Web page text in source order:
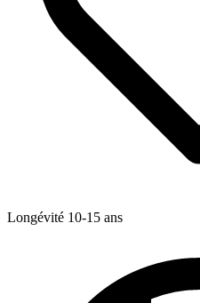
Longévité 10-15 ans